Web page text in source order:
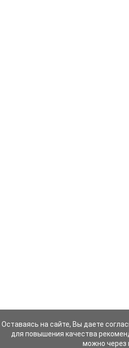
Оставаясь на сайте, Вы даете
для повышения качества
можно через